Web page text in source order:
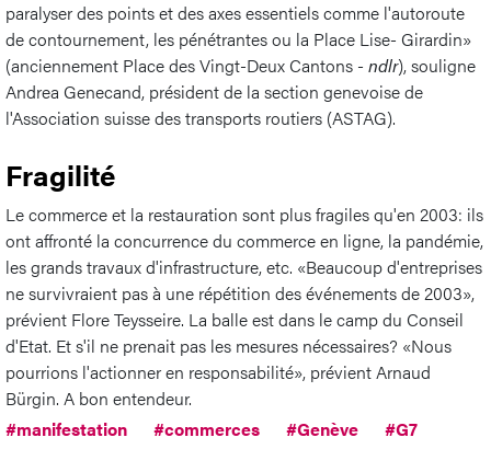
paralyser des points et des axes essentiels comme l'autoroute
de contournement, les pénétrantes ou la Place Lise- Girardin»
(anciennement Place des Vingt-Deux Cantons - ndlr), souligne
Andrea Genecand, président de la section genevoise de
l'Association suisse des transports routiers (ASTAG).
Fragilité
Le commerce et la restauration sont plus fragiles qu'en 2003: ils
ont affronté la concurrence du commerce en ligne, la pandémie,
les grands travaux d'infrastructure, etc. «Beaucoup d'entreprises
ne survivraient pas à une répétition des événements de 2003»,
prévient Flore Teysseire. La balle est dans le camp du Conseil
d'Etat. Et s'il ne prenait pas les mesures nécessaires? «Nous
pourrions l'actionner en responsabilité», prévient Arnaud
Bürgin. A bon entendeur.
#manifestation
#commerces #Genève #G7